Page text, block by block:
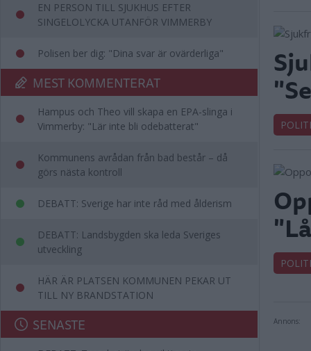
EN PERSON TILL SJUKHUS EFTER
SINGELOLYCKA UTANFÖR VIMMERBY
Polisen ber dig: "Dina svar är ovärderliga"
MEST KOMMENTERAT
Hampus och Theo vill skapa en EPA-slinga i
Vimmerby: "Lär inte bli odebatterat"
Kommunens avrådan från bad består – då
görs nästa kontroll
DEBATT: Sverige har inte råd med ålderism
DEBATT: Landsbygden ska leda Sveriges
utveckling
HÄR ÄR PLATSEN KOMMUNEN PEKAR UT
TILL NY BRANDSTATION
SENASTE Annons: